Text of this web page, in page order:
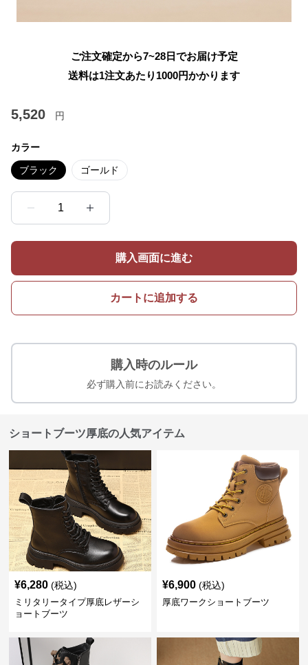
ご注文確定から7~28日でお届け予定
送料は1注文あたり 1000円かかります
5,520 円
カラー
ブラック ゴールド
1
購入画面に進む
カートに追加する
購入時のルール
必ず購入前にお読みください。
ショートブーツ厚底の人気アイテム
¥6,280 (税込)
ミリタリータイプ厚底レザーシ
ョートブーツ
¥6,900 (税込)
厚底ワークショートブーツ